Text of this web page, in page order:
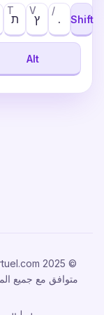
ת
T
ץ
V
.
/
Shift
Alt
© 2025 ClavierVirtuel.com - أداة مجانية للكتابة بلغات متعددة